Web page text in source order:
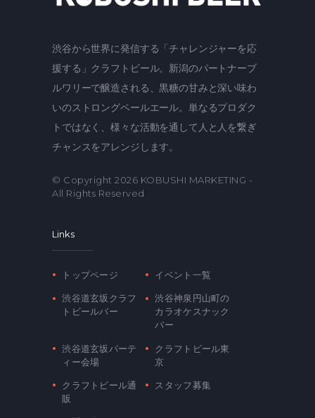
渋谷から世界に発信する「チャレンジャーを応
援する」クラフトビール。新潟のパートナーブ
ルワリーで醸造される、黒糖の甘みと深い味わ
いのストロングペールエール。単なるプロダク
トではなく、様々な活動を通して人と人を繋ぎ
チャンスをアレンジします。
© Copyright 2026 KOBUSHI MARKETING -
All Rights Reserved
Links
トップページ イベント一覧
渋谷道玄坂クラフ
トビールバー
渋谷神泉円山町の
カラオケスナック
バー
渋谷道玄坂パーテ
ィー会場
クラフトビール東
京
クラフトビール通
販
スタッフ募集